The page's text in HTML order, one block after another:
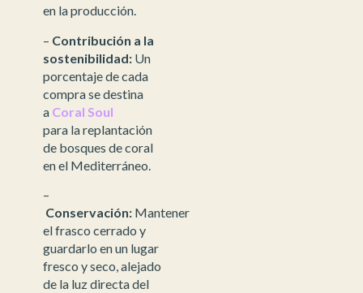
en la producción.
– Contribución a la
sostenibilidad:Un
porcentaje de cada
compra se destina
a Coral Soul
para la replantación
de bosques de coral
en el Mediterráneo.
–
Conservación:Mantener
el frasco cerrado y
guardarlo en un lugar
fresco y seco, alejado
de la luz directa del